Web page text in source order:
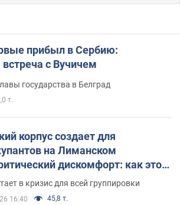
прибыл в Сербию:
с Вучичем
государства в Белград
т.
корпус создает для
на Лиманском
дискомфорт: как это
в кризис для всей группировки
16:40 45,8 т.